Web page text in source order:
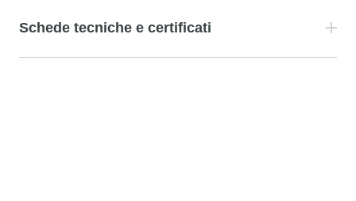
Schede tecniche e certificati